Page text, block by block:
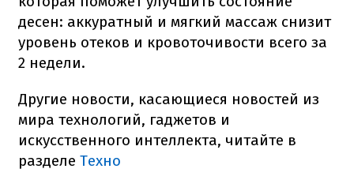
десен: аккуратный и мягкий массаж снизит
уровень отеков и кровоточивости всего за
2 недели.
Другие новости, касающиеся новостей из
мира технологий, гаджетов и
искусственного интеллекта, читайте в
разделе Техно